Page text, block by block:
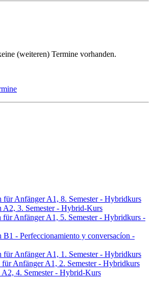
(weiteren) Termine vorhanden.
für Anfänger A1, 8. Semester - Hybridkurs
A2, 3. Semester - Hybrid-Kurs
für Anfänger A1, 5. Semester - Hybridkurs -
B1 - Perfeccionamiento y conversacíon -
für Anfänger A1, 1. Semester - Hybridkurs
für Anfänger A1, 2. Semester - Hybridkurs
A2, 4. Semester - Hybrid-Kurs